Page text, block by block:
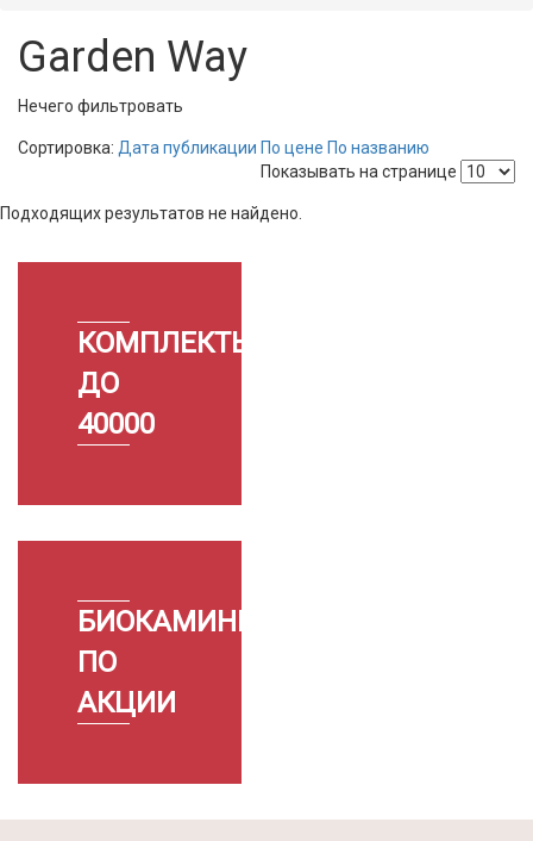
Garden Way
Нечего фильтровать
Сортировка: Дата публикации По цене По названию
Показывать на странице
Подходящих результатов не найдено.
КОМПЛЕКТЫ
ДО
40000
БИОКАМИНЫ
ПО
АКЦИИ